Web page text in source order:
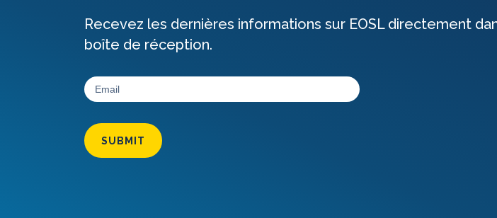
Recevez les dernières informations sur EOSL directement
boîte de réception.
SUBMIT